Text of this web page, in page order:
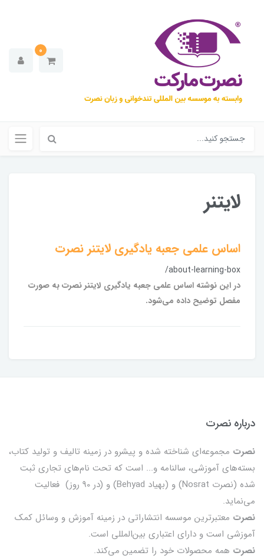
0
لایتنر
اساس علمی جعبه یادگیری لایتنر نصرت
/about-learning-box
در این نوشته اساس علمی جعبه یادگیری لایتنر نصرت به صورت
مفصل توضیح داده می‌شود.
درباره نصرت
نصرت مجموعه‌ای شناخته شده و پیشرو در زمینه تالیف و تولید کتاب،
بسته‌های آموزشی، سالنامه و... است که تحت نام‌های تجاری ثبت
شده (نصرت Nosrat) و (بهیاد Behyad) و (در 90 روز) فعالیت
می‌نماید.
نصرت معتبرترین موسسه انتشاراتی در زمینه آموزش و وسائل کمک
آموزشی است و دارای اعتباری بین‌المللی است.
نصرت همه محصولات خود را تضمين می‌كند.